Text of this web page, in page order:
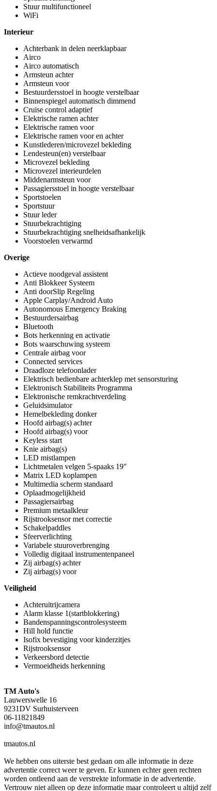
Stuur multifunctioneel
WiFi
Interieur
Achterbank in delen neerklapbaar
Airco
Airco automatisch
Armsteun achter
Armsteun voor
Bestuurdersstoel in hoogte verstelbaar
Binnenspiegel automatisch dimmend
Cruise control adaptief
Elektrische ramen achter
Elektrische ramen voor
Elektrische ramen voor en achter
Kunstlederen/microvezel bekleding
Lendesteun(en) verstelbaar
Microvezel bekleding
Microvezel interieurdelen
Middenarmsteun voor
Passagiersstoel in hoogte verstelbaar
Sportstoelen
Sportstuur
Stuur leder
Stuurbekrachtiging
Stuurbekrachtiging snelheidsafhankelijk
Voorstoelen verwarmd
Overige
Actieve noodgeval assistent
Anti Blokkeer Systeem
Anti doorSlip Regeling
Apple Carplay/Android Auto
Autonomous Emergency Braking
Bestuurdersairbag
Bluetooth
Bots herkenning en activatie
Bots waarschuwing systeem
Centrale airbag voor
Connected services
Draadloze telefoonlader
Elektrisch bedienbare achterklep met sensorsturing
Elektronisch Stabiliteits Programma
Elektronische remkrachtverdeling
Geluidsimulator
Hemelbekleding donker
Hoofd airbag(s) achter
Hoofd airbag(s) voor
Keyless start
Knie airbag(s)
LED mistlampen
Lichtmetalen velgen 5-spaaks 19"
Matrix LED koplampen
Multimedia scherm standaard
Oplaadmogelijkheid
Passagiersairbag
Premium metaalkleur
Rijstrooksensor met correctie
Schakelpaddles
Sfeerverlichting
Variabele stuuroverbrenging
Volledig digitaal instrumentenpaneel
Zij airbag(s) achter
Zij airbag(s) voor
Veiligheid
Achteruitrijcamera
Alarm klasse 1(startblokkering)
Bandenspanningscontrolesysteem
Hill hold functie
Isofix bevestiging voor kinderzitjes
Rijstrooksensor
Verkeersbord detectie
Vermoeidheids herkenning
TM Auto's
Lauwerswelle 16
9231DV Surhuisterveen
06-11821849
info@tmautos.nl
tmautos.nl
We hebben ons uiterste best gedaan om alle informatie in deze
advertentie correct weer te geven. Er kunnen echter geen rechten
worden ontleend aan de verstrekte informatie in de advertentie.
Vertrouw niet alleen op deze informatie maar controleert u altijd zelf